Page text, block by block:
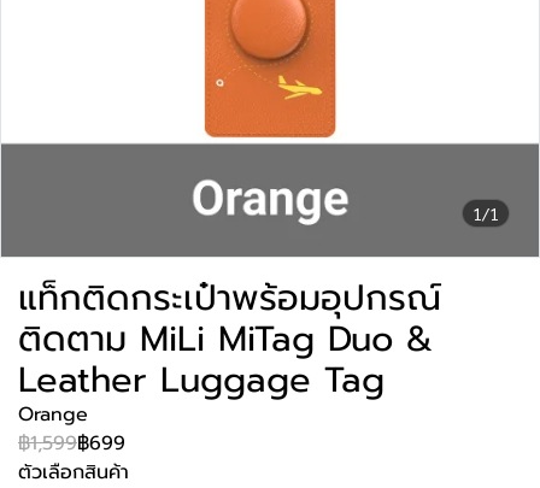
1/1
แท็กติดกระเป๋าพร้อมอุปกรณ์
ติดตาม MiLi MiTag Duo &
Leather Luggage Tag
Orange
฿1,599฿699
ตัวเลือกสินค้า